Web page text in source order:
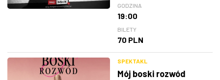
GODZINA
19:00
BILETY
70 PLN
SPEKTAKL
Mój boski rozwód